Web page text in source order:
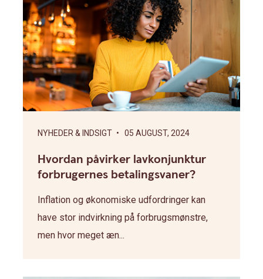
NYHEDER & INDSIGT • 05 AUGUST, 2024
Hvordan påvirker lavkonjunktur
forbrugernes betalingsvaner?
Inflation og økonomiske udfordringer kan
have stor indvirkning på forbrugsmønstre,
men hvor meget æn...